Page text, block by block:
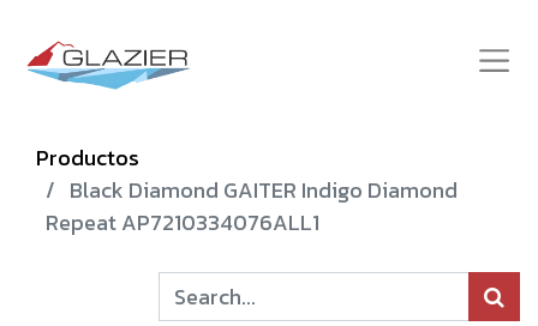
Productos
Black Diamond GAITER Indigo Diamond
Repeat AP7210334076ALL1